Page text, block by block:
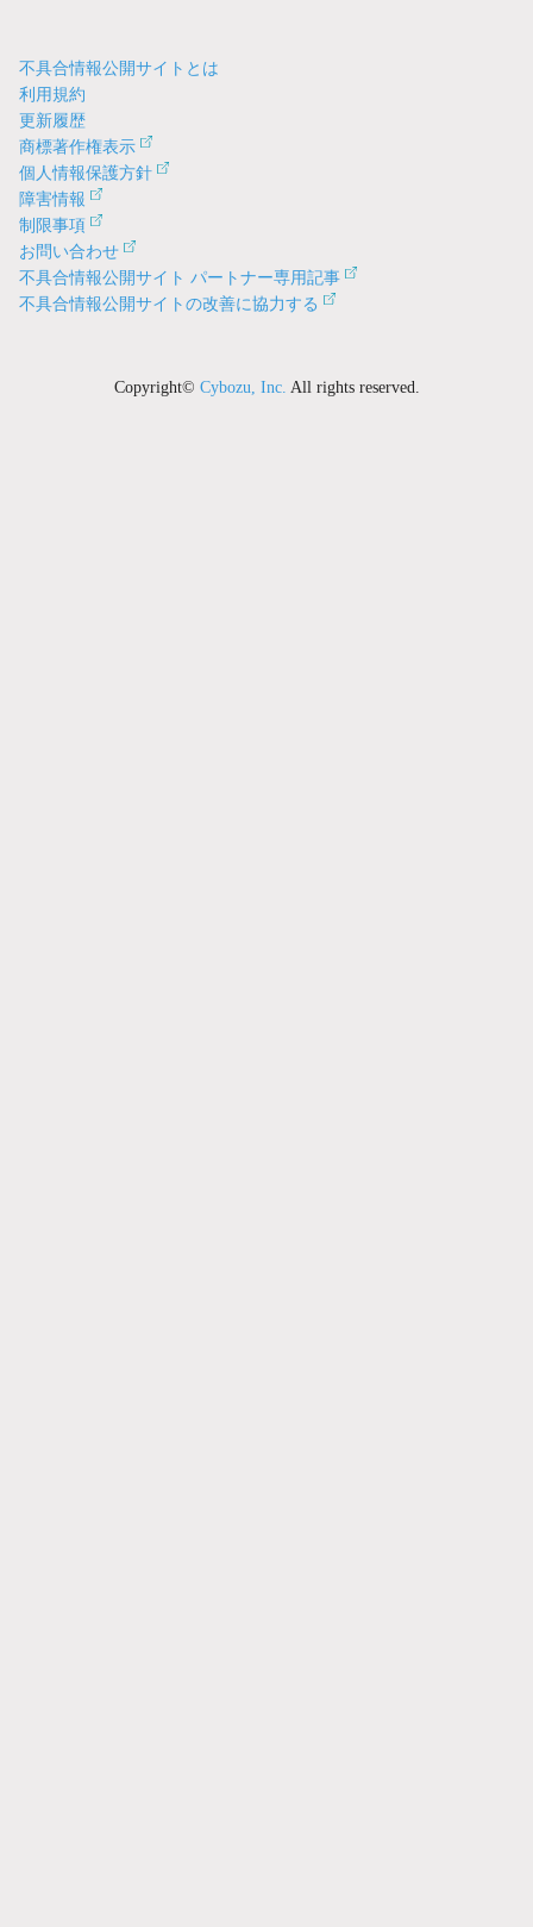
不具合情報公開サイトとは
利用規約
更新履歴
商標著作権表示
個人情報保護方針
障害情報
制限事項
お問い合わせ
不具合情報公開サイト パートナー専用記事
不具合情報公開サイトの改善に協力する
Copyright© Cybozu, Inc. All rights reserved.